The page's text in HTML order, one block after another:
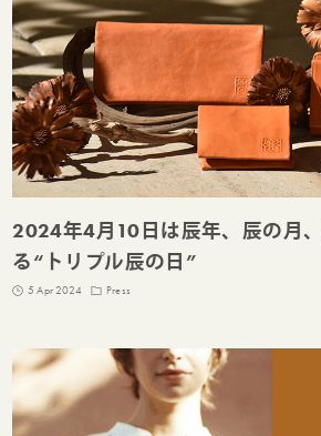
2024年4月10日は辰年、辰の月
る“トリプル辰の日”
5 Apr 2024 Press